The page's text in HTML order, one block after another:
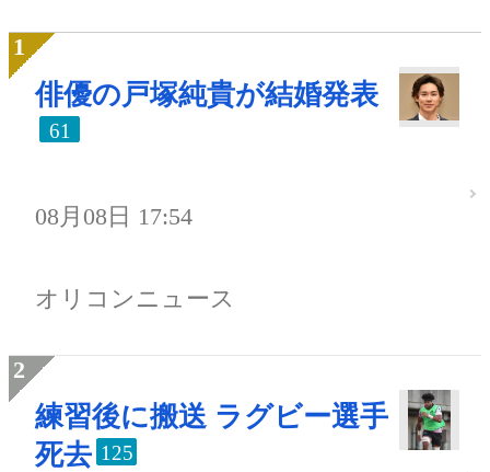
俳優の戸塚純貴が結婚発表
61
08月08日 17:54
オリコンニュース
練習後に搬送 ラグビー選手
死去 125